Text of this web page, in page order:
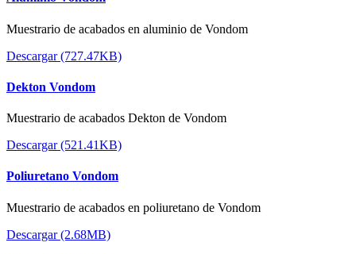
Muestrario de acabados en aluminio de Vondom
Descargar (727.47KB)
Dekton Vondom
Muestrario de acabados Dekton de Vondom
Descargar (521.41KB)
Poliuretano Vondom
Muestrario de acabados en poliuretano de Vondom
Descargar (2.68MB)